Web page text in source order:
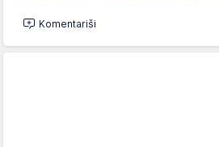
Komentariši